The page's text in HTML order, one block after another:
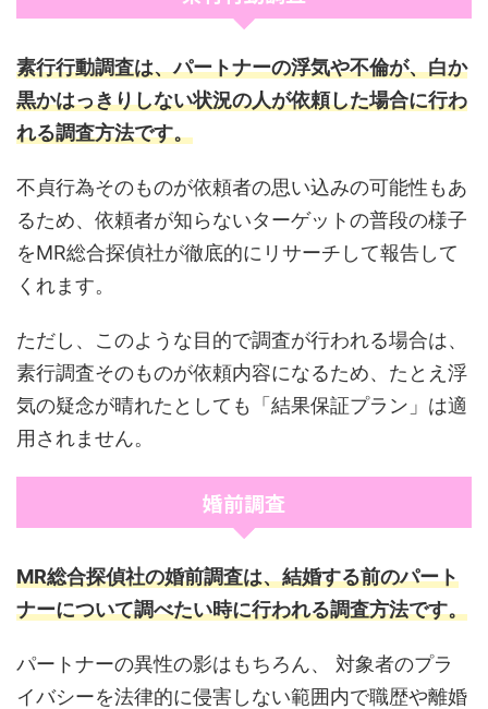
素行行動調査は、パートナーの浮気や不倫が、白か
黒かはっきりしない状況の人が依頼した場合に行わ
れる調査方法です。
不貞行為そのものが依頼者の思い込みの可能性もあ
るため、依頼者が知らないターゲットの普段の様子
をMR総合探偵社が徹底的にリサーチして報告して
くれます。
ただし、このような目的で調査が行われる場合は、
素行調査そのものが依頼内容になるため、たとえ浮
気の疑念が晴れたとしても「結果保証プラン」は適
用されません。
婚前調査
MR総合探偵社の婚前調査は、結婚する前のパート
ナーについて調べたい時に行われる調査方法です。
パートナーの異性の影はもちろん、 対象者のプラ
イバシーを法律的に侵害しない範囲内で職歴や離婚